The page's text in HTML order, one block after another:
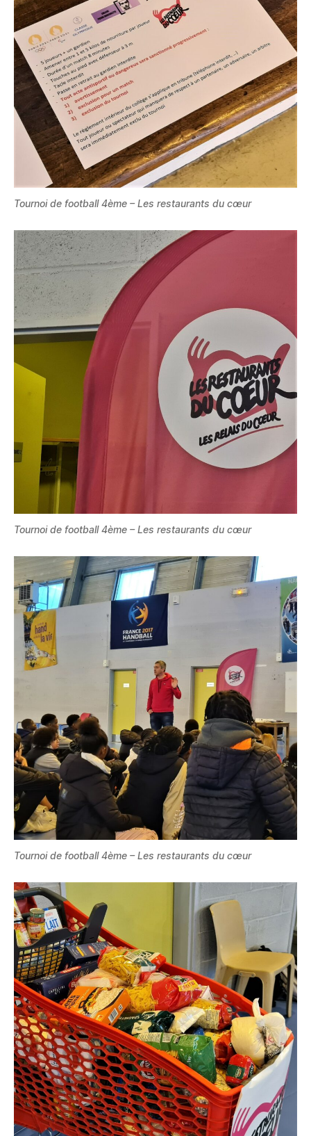
Tournoi de football 4ème – Les restaurants du cœur
Tournoi de football 4ème – Les restaurants du cœur
Tournoi de football 4ème – Les restaurants du cœur